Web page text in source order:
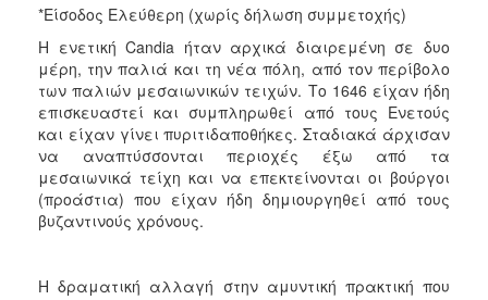
*Είσοδος Ελεύθερη (χωρίς δήλωση συμμετοχής)
Η ενετική Candia ήταν αρχικά διαιρεμένη σε δυο
μέρη, την παλιά και τη νέα πόλη, από τον περίβολο
των παλιών μεσαιωνικών τειχών. Το 1646 είχαν ήδη
επισκευαστεί και συμπληρωθεί από τους Ενετούς
και είχαν γίνει πυριτιδαποθήκες. Σταδιακά άρχισαν
να αναπτύσσονται περιοχές έξω από τα
μεσαιωνικά τείχη και να επεκτείνονται οι βούργοι
(προάστια) που είχαν ήδη δημιουργηθεί από τους
βυζαντινούς χρόνους.
Η δραματική αλλαγή στην αμυντική πρακτική που